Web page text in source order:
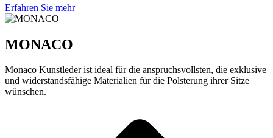
Erfahren Sie mehr
MONACO
Monaco Kunstleder ist ideal für die anspruchsvollsten, die exklusive
und widerstandsfähige Materialien für die Polsterung ihrer Sitze
wünschen.